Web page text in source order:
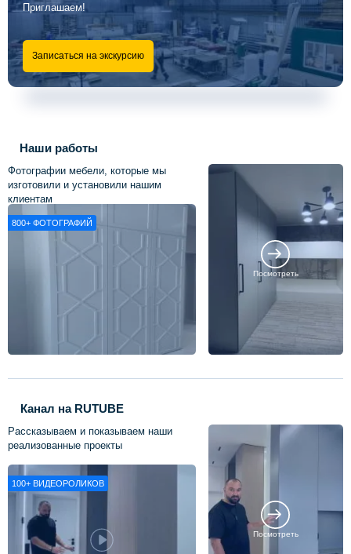
Приглашаем!
Записаться на экскурсию
Наши работы
Фотографии мебели, которые мы
изготовили и установили нашим
клиентам
800+ ФОТОГРАФИЙ
Посмотреть
Канал на RUTUBE
Рассказываем и показываем наши
реализованные проекты
100+ ВИДЕОРОЛИКОВ
Посмотреть